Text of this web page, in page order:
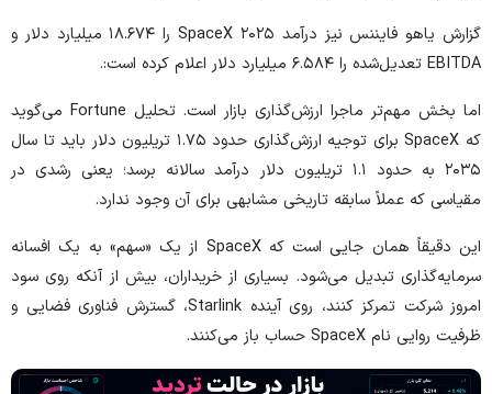
گزارشیاهو فایننس
نیز درآمد ۲۰۲۵ SpaceX را ۱۸.۶۷۴ میلیارد دلار و
EBITDA تعدیل‌شده را ۶.۵۸۴ میلیارد دلار اعلام کرده است:.
اما بخش مهم‌تر ماجرا ارزش‌گذاری بازار است. تحلیل Fortune می‌گوید
که SpaceX برای توجیه ارزش‌گذاری حدود ۱.۷۵ تریلیون دلار باید تا سال
۲۰۳۵ به حدود ۱.۱ تریلیون دلار درآمد سالانه برسد؛ یعنی رشدی در
مقیاسی که عملاً سابقه تاریخی مشابهی برای آن وجود ندارد.
این دقیقاً همان جایی است که SpaceX از یک «سهم» به یک افسانه
سرمایه‌گذاری تبدیل می‌شود. بسیاری از خریداران، بیش از آنکه روی سود
امروز شرکت تمرکز کنند، روی آینده Starlink، گسترش فناوری فضایی و
ظرفیت روایی نام SpaceX حساب باز می‌کنند.